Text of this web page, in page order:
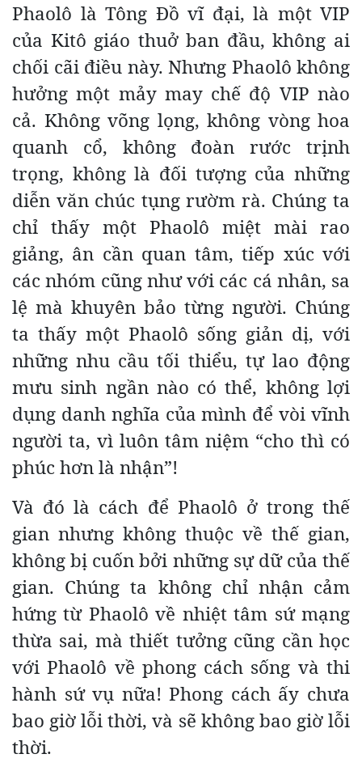
Phaolô là Tông Đồ vĩ đại, là một VIP
của Kitô giáo thuở ban đầu, không ai
chối cãi điều này. Nhưng Phaolô không
hưởng một mảy may chế độ VIP nào
cả. Không võng lọng, không vòng hoa
quanh cổ, không đoàn rước trịnh
trọng, không là đối tượng của những
diễn văn chúc tụng rườm rà. Chúng ta
chỉ thấy một Phaolô miệt mài rao
giảng, ân cần quan tâm, tiếp xúc với
các nhóm cũng như với các cá nhân, sa
lệ mà khuyên bảo từng người. Chúng
ta thấy một Phaolô sống giản dị, với
những nhu cầu tối thiểu, tự lao động
mưu sinh ngần nào có thể, không lợi
dụng danh nghĩa của mình để vòi vĩnh
người ta, vì luôn tâm niệm “cho thì có
phúc hơn là nhận”!
Và đó là cách để Phaolô ở trong thế
gian nhưng không thuộc về thế gian,
không bị cuốn bởi những sự dữ của thế
gian. Chúng ta không chỉ nhận cảm
hứng từ Phaolô về nhiệt tâm sứ mạng
thừa sai, mà thiết tưởng cũng cần học
với Phaolô về phong cách sống và thi
hành sứ vụ nữa! Phong cách ấy chưa
bao giờ lỗi thời, và sẽ không bao giờ lỗi
thời.